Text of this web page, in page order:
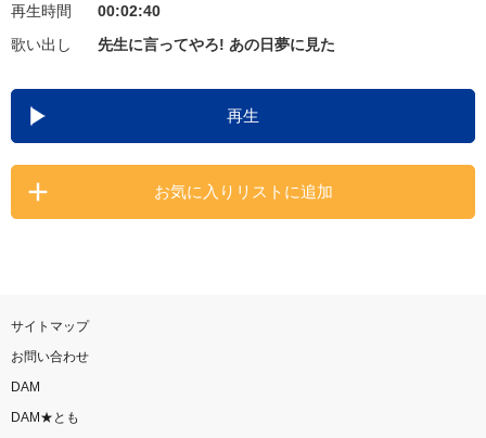
お知らせ よくあるご質問
DAMの新曲・ランキングなど
カラオケ最新情報をチェック！
再生時間
00:02:40
歌い出し
先生に言ってやろ! あの日夢に見た
再生
お気に入りリストに追加
サイトマップ
お問い合わせ
DAM
DAM★とも